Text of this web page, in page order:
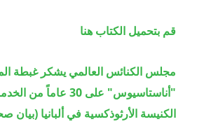
قم بتحميل الكتاب هنا
مجلس الكنائس العالمي يشكر غبطة
"أناستاسيوس" على 30 عاماً من
الكنيسة الأرثوذكسية في ألبانيا